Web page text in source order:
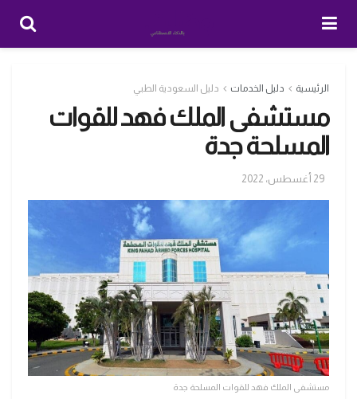
الرئيسية دليل الخدمات دليل السعودية الطبي
مستشفى الملك فهد للقوات
المسلحة جدة
29 أغسطس، 2022
مستشفى الملك فهد للقوات المسلحة جدة